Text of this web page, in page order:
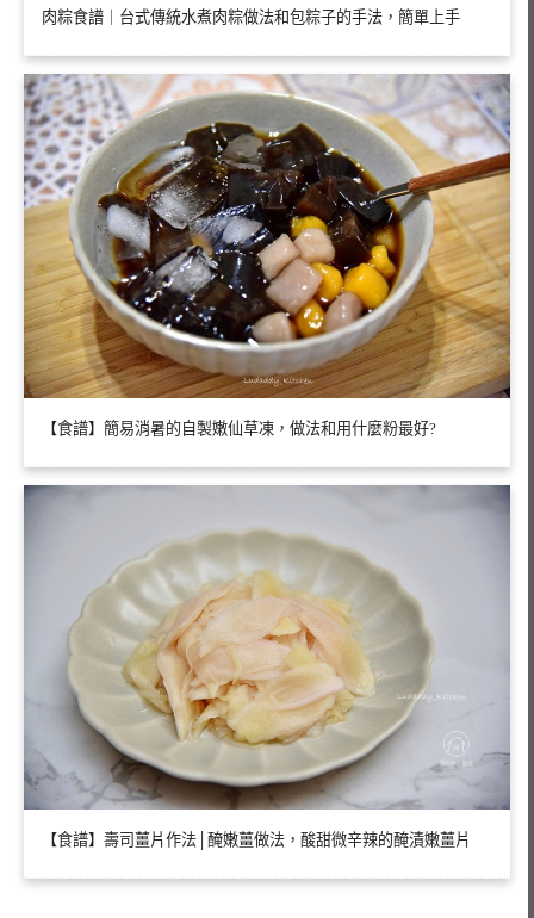
肉粽食譜｜台式傳統水煮肉粽做法和包粽子的手法，簡單上手
【食譜】簡易消暑的自製嫩仙草凍，做法和用什麼粉最好?
【食譜】壽司薑片作法│醃嫩薑做法，酸甜微辛辣的醃漬嫩薑片